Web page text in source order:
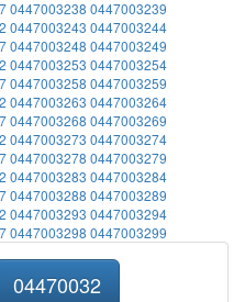
0447003238 0447003239
0447003243 0447003244
0447003248 0447003249
0447003253 0447003254
0447003258 0447003259
0447003263 0447003264
0447003268 0447003269
0447003273 0447003274
0447003278 0447003279
0447003283 0447003284
0447003288 0447003289
0447003293 0447003294
0447003298 0447003299
04470032